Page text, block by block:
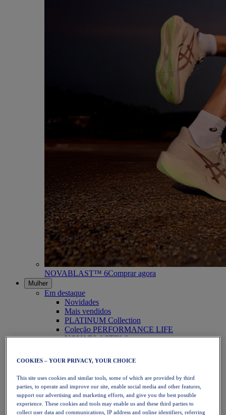
NOVABLAST™ 6Comprar agora
Mulher
Em destaque
Novidades
Mais vendidos
PLATINUM Collection
Coleção PERFORMANCE LIFE
NOVABLAST™ 6
Corrida
Corrida em trilho
Ténis
Voleibol
Andebol
Padel
Netball
COOKIES – YOUR PRIVACY, YOUR CHOICE
This site uses cookies and similar tools, some of which are provided by third
parties, to operate and improve our site, enable social media and other features,
support our advertising and marketing efforts, and give you the best possible
experience. These cookies and tools may enable us and these third parties to
collect user data and communications, IP address and online identifiers, referring